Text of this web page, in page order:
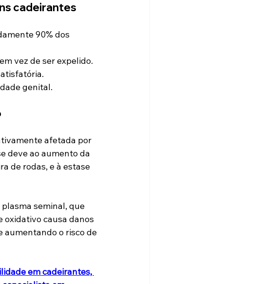
cadeirantes
90% dos
vez de ser expelido.
genital.
afetada por
deve ao aumento da
de rodas, e à estase
seminal, que
oxidativo causa danos
aumentando o risco de
em cadeirantes,